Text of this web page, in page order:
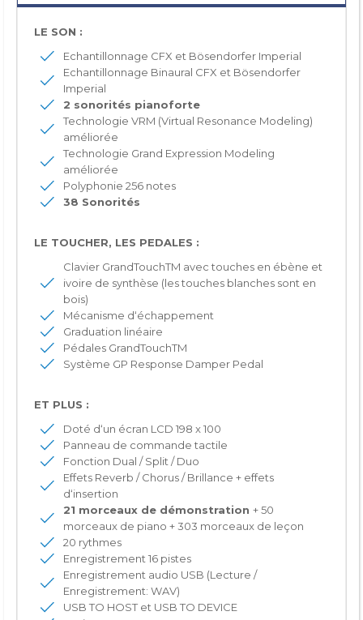
LE SON :
Echantillonnage CFX et Bösendorfer Imperial
Echantillonnage Binaural CFX et Bösendorfer
Imperial
2 sonorités pianoforte
Technologie VRM (Virtual Resonance Modeling)
améliorée
Technologie Grand Expression Modeling
améliorée
Polyphonie 256 notes
38 Sonorités
LE TOUCHER, LES PEDALES :
Clavier GrandTouchTM avec touches en ébène et
ivoire de synthèse (les touches blanches sont en
bois)
Mécanisme d‘échappement
Graduation linéaire
Pédales GrandTouchTM
Système GP Response Damper Pedal
ET PLUS :
Doté d‘un écran LCD 198 x 100
Panneau de commande tactile
Fonction Dual / Split / Duo
Effets Reverb / Chorus / Brillance + effets
d‘insertion
21 morceaux de démonstration + 50
morceaux de piano + 303 morceaux de leçon
20 rythmes
Enregistrement 16 pistes
Enregistrement audio USB (Lecture /
Enregistrement: WAV)
USB TO HOST et USB TO DEVICE